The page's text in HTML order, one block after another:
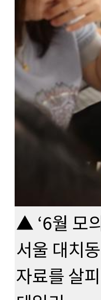
▲ ‘6월 모
서울 대치
자료를 살